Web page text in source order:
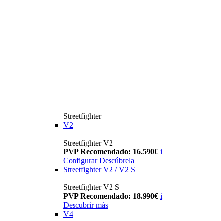
Streetfighter
V2
Streetfighter V2
PVP Recomendado: 16.590€ i
Configurar Descúbrela
Streetfighter V2 / V2 S
Streetfighter V2 S
PVP Recomendado: 18.990€ i
Descubrir más
V4